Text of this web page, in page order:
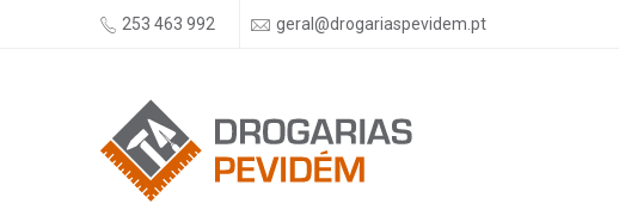
253 463 992 geral@drogariaspevidem.pt